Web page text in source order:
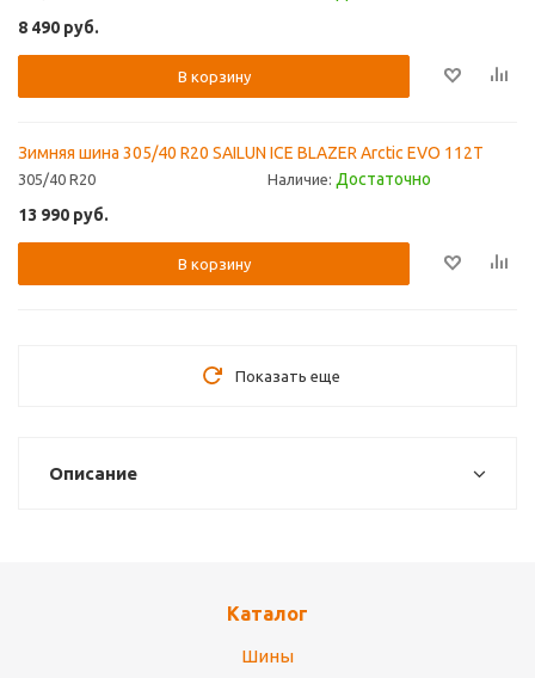
8 490 руб.
В корзину
Зимняя шина 305/40 R20 SAILUN ICE BLAZER Arctic EVO 112T
305/40 R20 Наличие: Достаточно
13 990 руб.
В корзину
Показать еще
Описание
Каталог
Шины